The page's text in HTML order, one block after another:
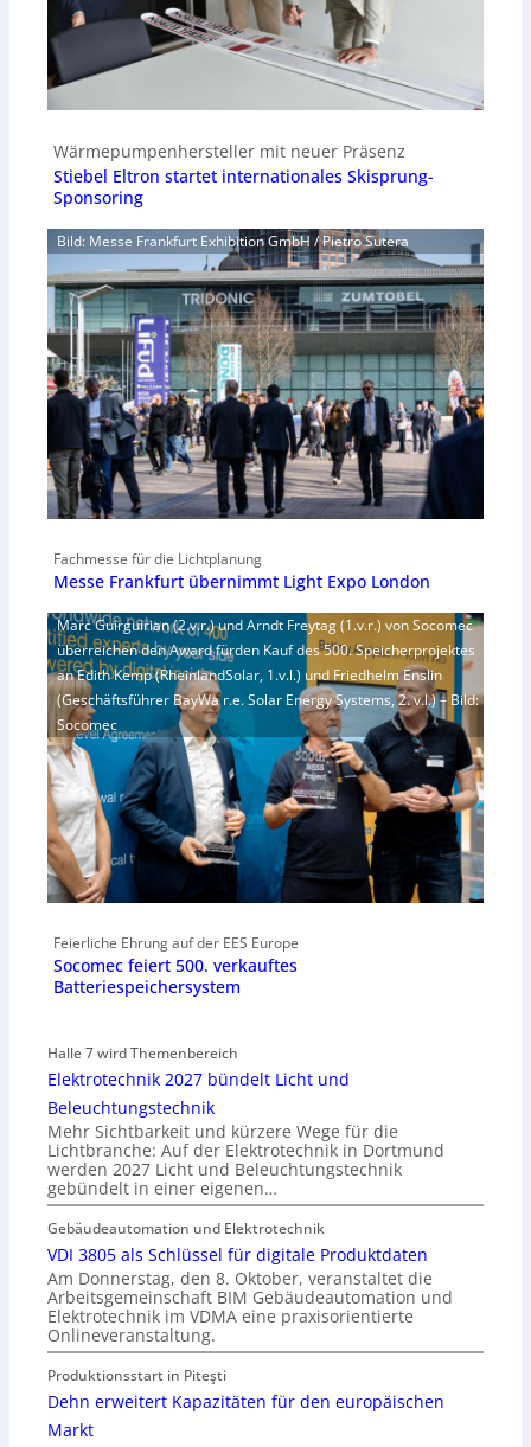
Wärmepumpenhersteller mit neuer Präsenz
Stiebel Eltron startet internationales Skisprung-
Sponsoring
Bild: Messe Frankfurt Exhibition GmbH / Pietro Sutera
Fachmesse für die Lichtplanung
Messe Frankfurt übernimmt Light Expo London
Marc Guirguirian (2.v.r.) und Arndt Freytag (1.v.r.) von Socomec
überreichen den Award fürden Kauf des 500. Speicherprojektes
an Edith Kemp (RheinlandSolar, 1.v.l.) und Friedhelm Enslin
(Geschäftsführer BayWa r.e. Solar Energy Systems, 2. v.l.) – Bild:
Socomec
Feierliche Ehrung auf der EES Europe
Socomec feiert 500. verkauftes
Batteriespeichersystem
Halle 7 wird Themenbereich
Elektrotechnik 2027 bündelt Licht und
Beleuchtungstechnik
Mehr Sichtbarkeit und kürzere Wege für die
Lichtbranche: Auf der Elektrotechnik in Dortmund
werden 2027 Licht und Beleuchtungstechnik
gebündelt in einer eigenen…
Gebäudeautomation und Elektrotechnik
VDI 3805 als Schlüssel für digitale Produktdaten
Am Donnerstag, den 8. Oktober, veranstaltet die
Arbeitsgemeinschaft BIM Gebäudeautomation und
Elektrotechnik im VDMA eine praxisorientierte
Onlineveranstaltung.
Produktionsstart in Piteşti
Dehn erweitert Kapazitäten für den europäischen
Markt